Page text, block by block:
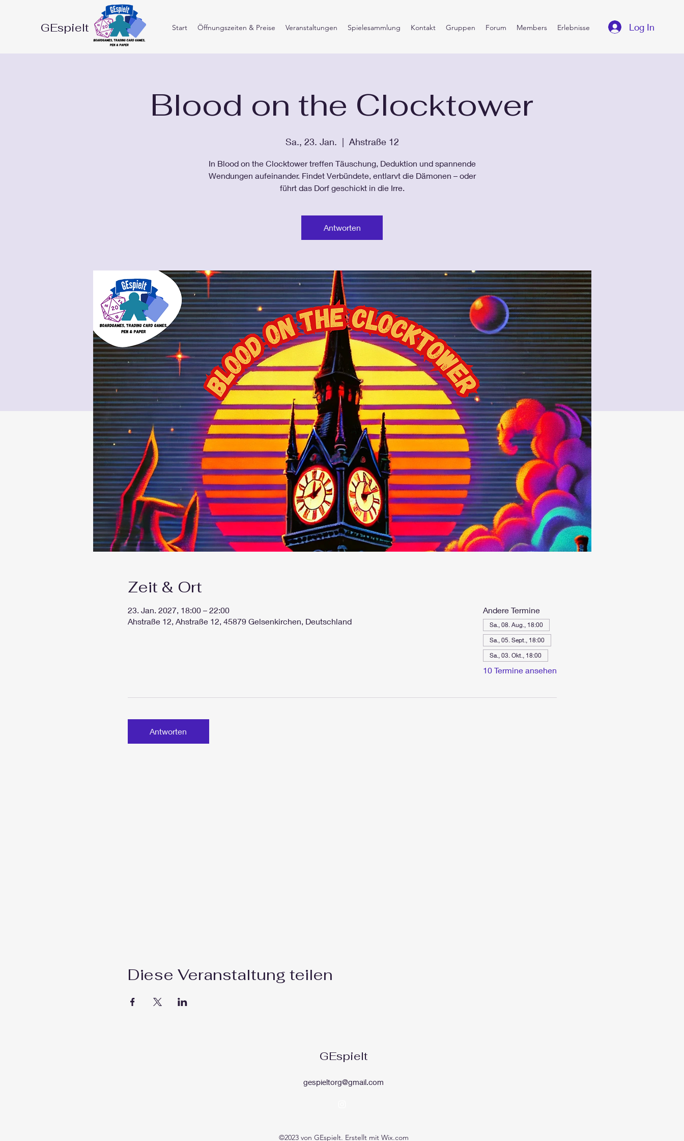
GEspielt Start Öffnungszeiten & Preise Veranstaltungen Spielesammlung Kontakt Gruppen Forum Members Erlebnisse Log In
Blood on the Clocktower
Sa., 23. Jan.
  |
Ahstraße 12
In Blood on the Clocktower treffen Täuschung, Deduktion und spannende
Wendungen aufeinander. Findet Verbündete, entlarvt die Dämonen – oder
führt das Dorf geschickt in die Irre.
Antworten
Zeit & Ort
23. Jan. 2027, 18:00 – 22:00
Ahstraße 12, Ahstraße 12, 45879 Gelsenkirchen, Deutschland
Andere Termine
Sa., 08. Aug., 18:00
Sa., 05. Sept., 18:00
Sa., 03. Okt., 18:00
10 Termine ansehen
Antworten
Diese Veranstaltung teilen
GEspielt
gespieltorg@gmail.com
©2023 von GEspielt. Erstellt mit Wix.com